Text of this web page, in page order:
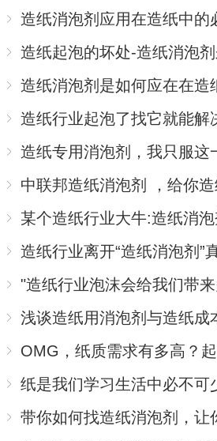
造纸消泡剂应用在造纸中的
造纸起泡的坏处-造纸消泡
造纸消泡剂是如何应在在造
造纸专用消泡剂，我只服这
中联邦造纸消泡剂 ，给你造
造纸行业离开“造纸消泡剂”
带你如何找造纸消泡剂，让